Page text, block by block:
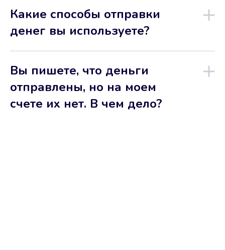
Какие способы отправки
денег вы используете?
Вы пишете, что деньги
отправлены, но на моем
счете их нет. В чем дело?